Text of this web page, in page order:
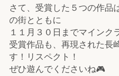
さて、受賞した５つの作品
の街とともに
１１月３０日までマインク
受賞作品も、再現された長
す！リスペクト！
ぜひ遊んでくださいね🎮